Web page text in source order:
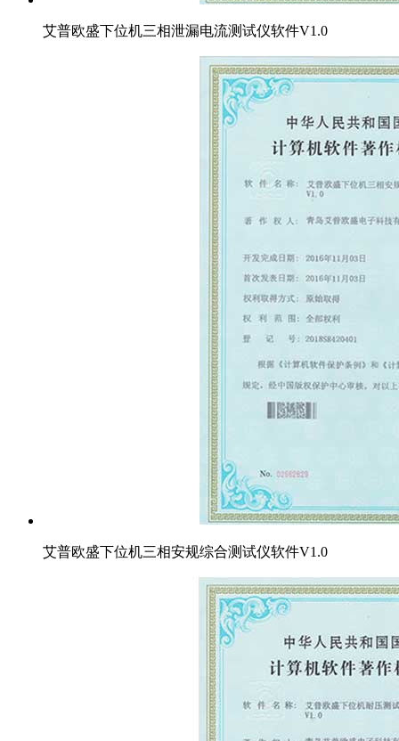
艾普欧盛下位机三相泄漏电流测试仪软件V1.0
艾普欧盛下位机三相安规综合测试仪软件V1.0